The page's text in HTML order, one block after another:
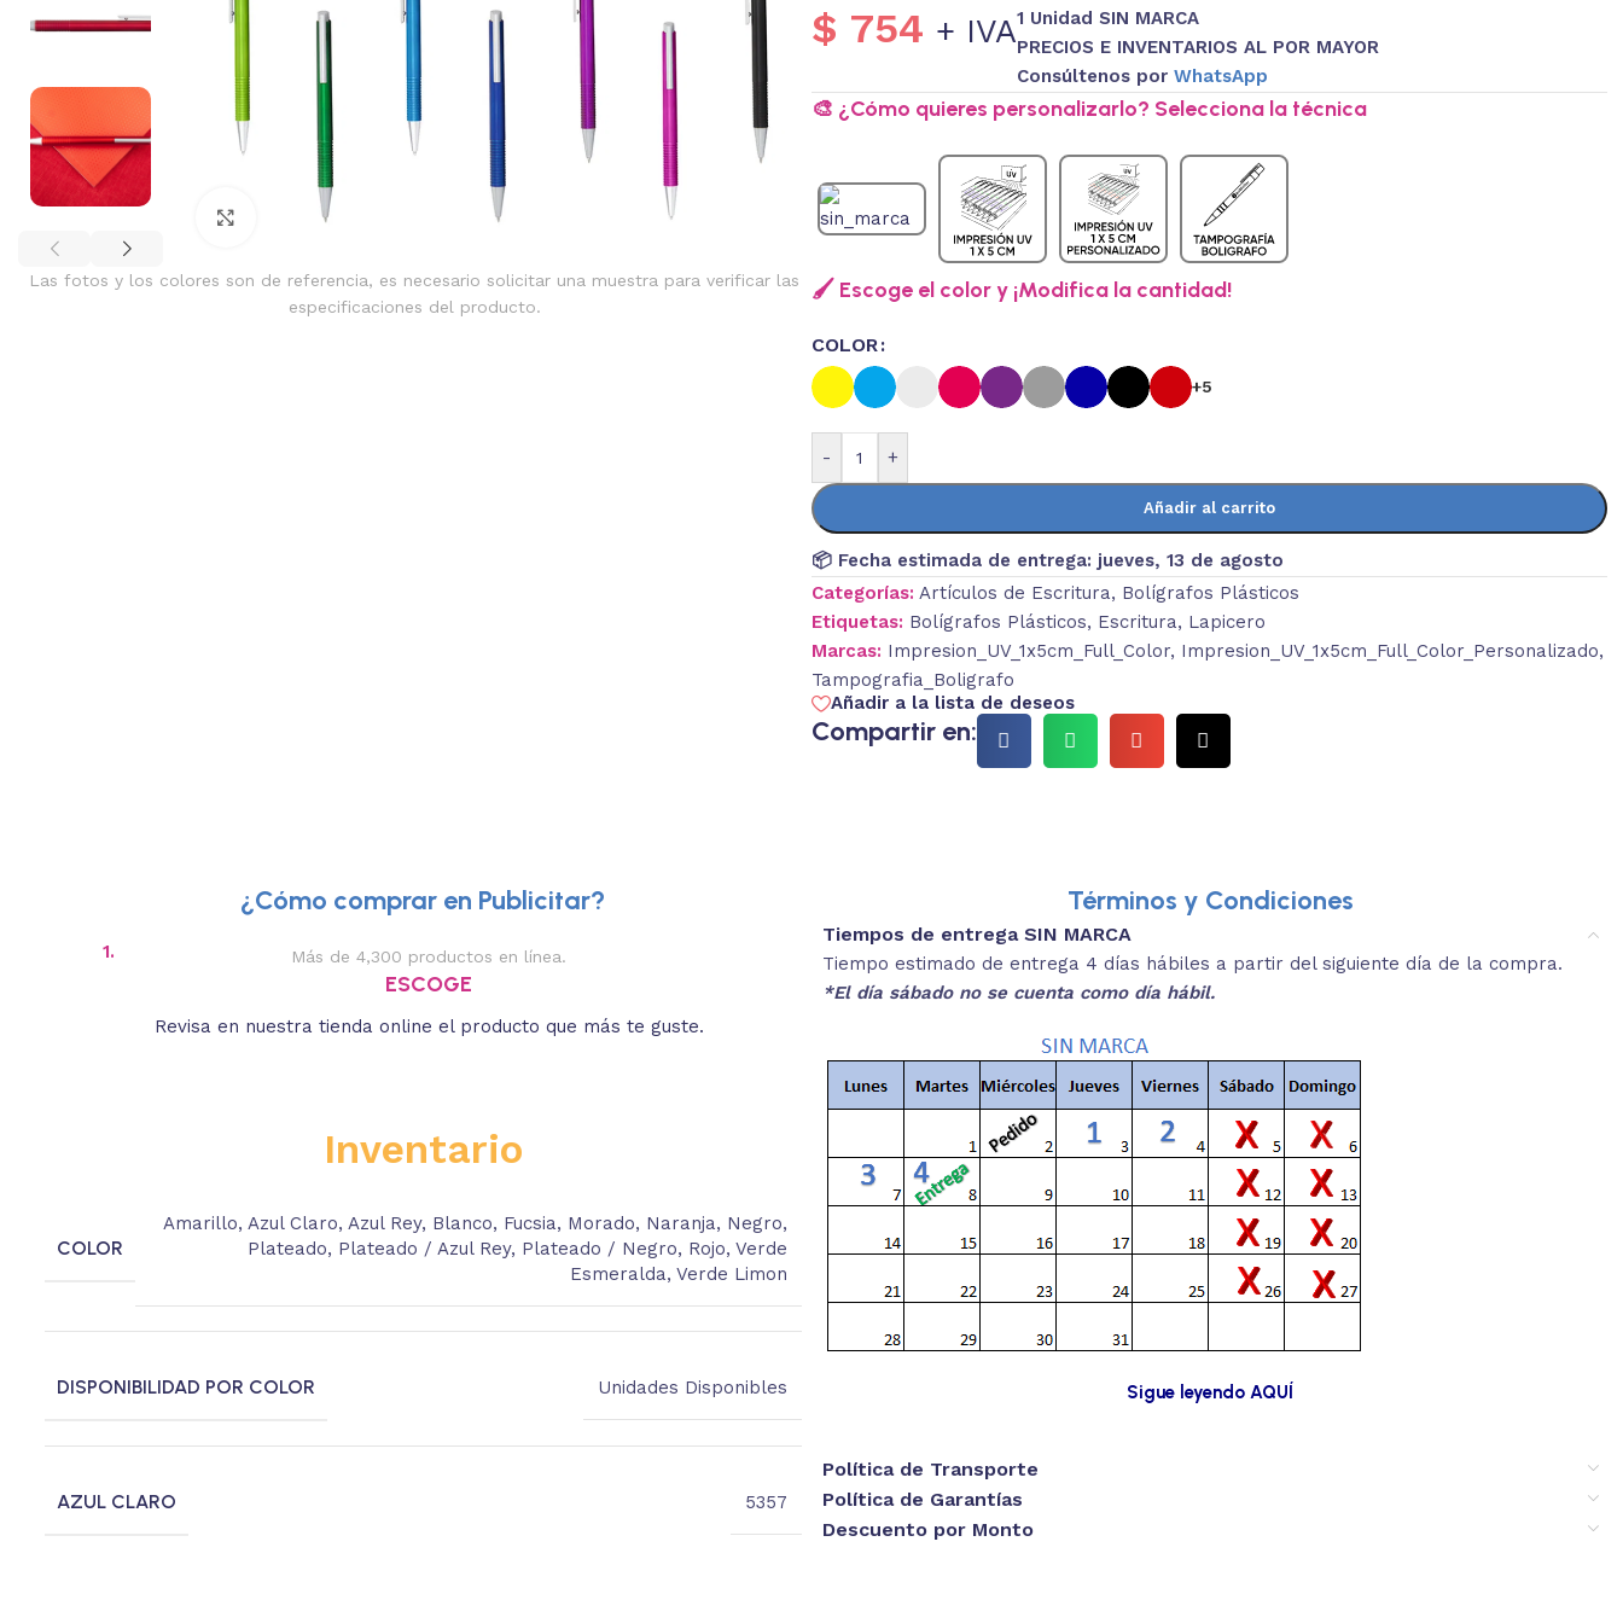
Clic para ampliar
Las fotos y los colores son de referencia, es necesario solicitar una muestra para verificar las
especificaciones del producto.
$ 754 + IVA1 Unidad SIN MARCA
PRECIOS E INVENTARIOS AL POR MAYOR
Consúltenos por WhatsApp
🎨 ¿Cómo quieres personalizarlo? Selecciona la técnica
🖌️ Escoge el color y ¡Modifica la cantidad!
COLOR
+5
- +
Añadir al carrito
📦 Fecha estimada de entrega: jueves, 13 de agosto
Categorías: Artículos de Escritura, Bolígrafos Plásticos
Etiquetas: Bolígrafos Plásticos, Escritura, Lapicero
Marcas: Impresion_UV_1x5cm_Full_Color, Impresion_UV_1x5cm_Full_Color_Personalizado,
Tampografia_Boligrafo
Añadir a la lista de deseos
Compartir en:
¿Cómo comprar en Publicitar?
1. Más de 4,300 productos en línea.
ESCOGE
Revisa en nuestra tienda online el producto que más te guste.
Descripciones breves y medidas aproximadas.
REVISA
estás buscando.
3.
Inventario
COLOR
Amarillo, Azul Claro, Azul Rey, Blanco, Fucsia, Morado, Naranja, Negro,
Plateado, Plateado / Azul Rey, Plateado / Negro, Rojo, Verde
Esmeralda, Verde Limon
DISPONIBILIDAD POR COLOR Unidades Disponibles
AZUL CLARO 5357
Términos y Condiciones
Tiempos de entrega SIN MARCA
Tiempo estimado de entrega 4 días hábiles a partir del siguiente día de la compra.
*El día sábado no se cuenta como día hábil.
Sigue leyendo AQUÍ
Política de Transporte
Política de Garantías
Descuento por Monto